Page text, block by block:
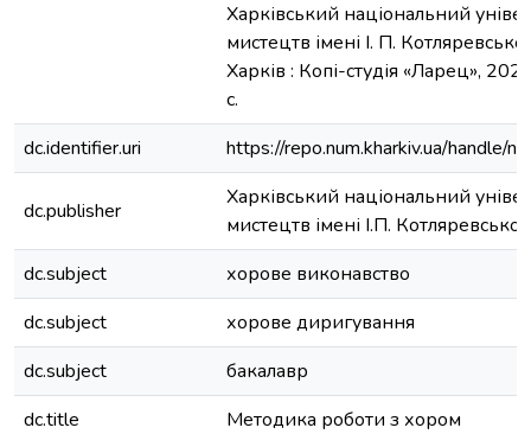
Харківський національний
мистецтв імені І. П.
Харків : Копі-студія «Ларец»,
с.
dc.identifier.uri
https://repo.num.kharkiv.ua/handle/
dc.publisher
Харківський національний
мистецтв імені І.П.
dc.subject
хорове виконавство
dc.subject
хорове диригування
dc.subject
бакалавр
dc.title
Методика роботи з хором